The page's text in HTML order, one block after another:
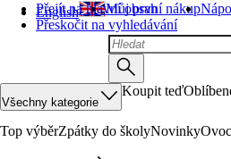
Přejít na hlavní obsah
Přeskočit na vyhledávání
English Můj první nákup
Všechny kategorie
Koupit teď
Top výběrZpátky do školyNovinky